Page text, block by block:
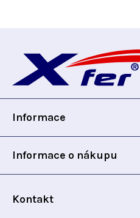
p
Informace
Informace o nákupu
Kontakt